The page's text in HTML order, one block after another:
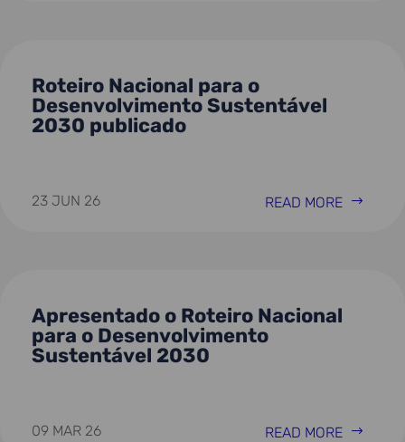
Roteiro Nacional para o
Desenvolvimento Sustentável
2030 publicado
23 JUN 26 READ MORE
Apresentado o Roteiro Nacional
para o Desenvolvimento
Sustentável 2030
09 MAR 26 READ MORE